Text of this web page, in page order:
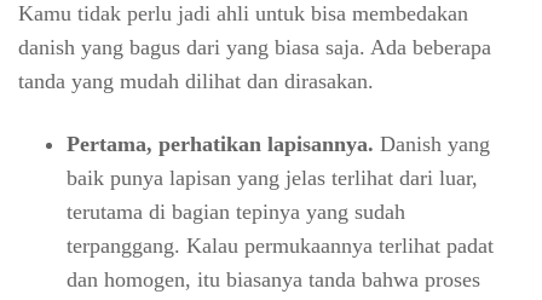
Kamu tidak perlu jadi ahli untuk bisa membedakan
danish yang bagus dari yang biasa saja. Ada beberapa
tanda yang mudah dilihat dan dirasakan.
Pertama, perhatikan lapisannya. Danish yang
baik punya lapisan yang jelas terlihat dari luar,
terutama di bagian tepinya yang sudah
terpanggang. Kalau permukaannya terlihat padat
dan homogen, itu biasanya tanda bahwa proses